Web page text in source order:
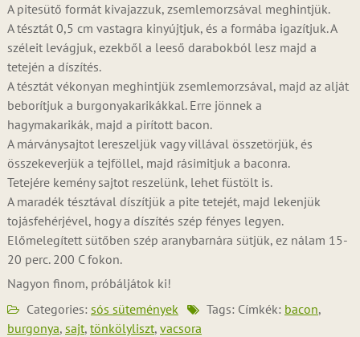
A pitesütő formát kivajazzuk, zsemlemorzsával meghintjük.
A tésztát 0,5 cm vastagra kinyújtjuk, és a formába igazítjuk. A
széleit levágjuk, ezekből a leeső darabokból lesz majd a
tetején a díszítés.
A tésztát vékonyan meghintjük zsemlemorzsával, majd az alját
beborítjuk a burgonyakarikákkal. Erre jönnek a
hagymakarikák, majd a pirított bacon.
A márványsajtot lereszeljük vagy villával összetörjük, és
összekeverjük a tejföllel, majd rásimitjuk a baconra.
Tetejére kemény sajtot reszelünk, lehet füstölt is.
A maradék tésztával díszítjük a pite tetejét, majd lekenjük
tojásfehérjével, hogy a díszítés szép fényes legyen.
Előmelegített sütőben szép aranybarnára sütjük, ez nálam 15-
20 perc. 200 C fokon.
Nagyon finom, próbáljátok ki!
Categories: sós sütemények Tags: Címkék: bacon,
burgonya, sajt, tönkölyliszt, vacsora